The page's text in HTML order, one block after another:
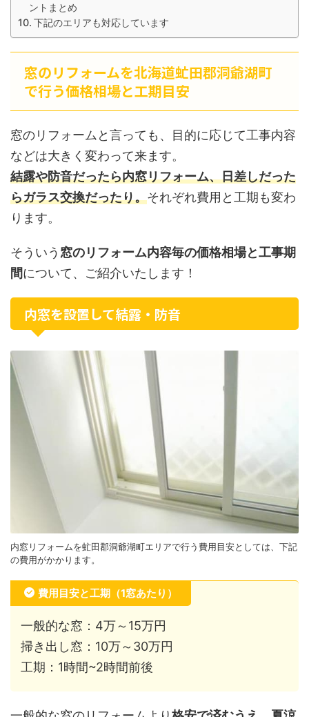
ントまとめ
下記のエリアも対応しています
窓のリフォームを北海道虻田郡洞爺湖町
で行う価格相場と工期目安
窓のリフォームと言っても、目的に応じて工事内容
などは大きく変わって来ます。
結露や防音だったら内窓リフォーム、日差しだった
らガラス交換だったり。それぞれ費用と工期も変わ
ります。
そういう 窓のリフォーム内容毎の価格相場と工事期
間について、ご紹介いたします！
内窓を設置して結露・防音
内窓リフォームを虻田郡洞爺湖町エリアで行う費用目安としては、下記
の費用がかかります。
費用目安と工期（1窓あたり）
一般的な窓：4万～15万円
掃き出し窓：10万～30万円
工期：1時間~2時間前後